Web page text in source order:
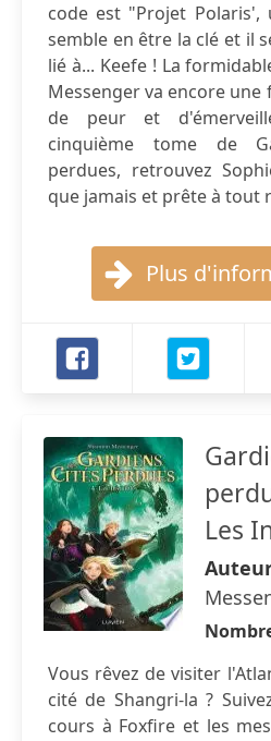
code est "Projet Polaris',
semble en être la clé et il
lié à... Keefe ! La
Messenger va encore
de peur et
cinquième tome de
perdues, retrouvez
que jamais et prête à tout
Plus
Les
Vous rêvez de visiter
cité de Shangri-la ?
cours à Foxfire et les